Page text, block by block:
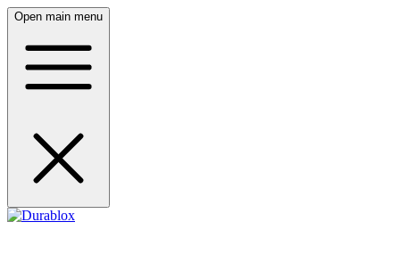
Open main menu